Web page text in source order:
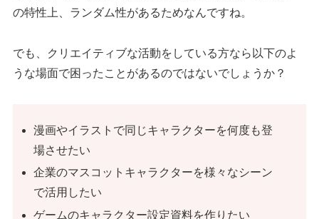
の特性上、ランダム性があるためなんですね。
でも、クリエイティブな活動をしている方なら以下のよ
うな場面で困ったことがあるのではないでしょうか？
漫画やイラストで同じキャラクターを何度も登
場させたい
企業のマスコットキャラクターを様々なシーン
で活用したい
ゲームのキャラクター設定資料を作りたい